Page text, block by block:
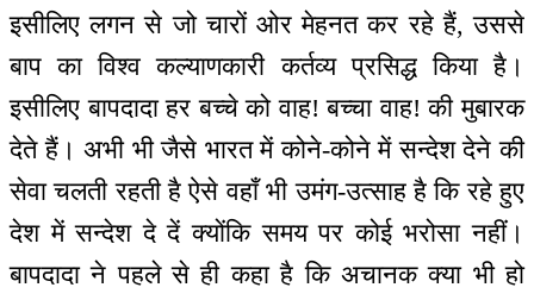
इसीलिए लगन से जो चारों ओर मेहनत कर रहे हैं, उससे
बाप का विश्व कल्याणकारी कर्तव्य प्रसिद्ध किया है।
इसीलिए बापदादा हर बच्चे को वाह! बच्चा वाह! की मुबारक
देते हैं। अभी भी जैसे भारत में कोने-कोने में सन्देश देने की
सेवा चलती रहती है ऐसे वहाँ भी उमंग-उत्साह है कि रहे हुए
देश में सन्देश दे दें क्योंकि समय पर कोई भरोसा नहीं।
बापदादा ने पहले से ही कहा है कि अचानक क्या भी हो